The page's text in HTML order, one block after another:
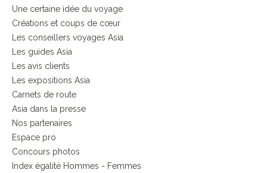
Une certaine idée du voyage
Créations et coups de cœur
Les conseillers voyages Asia
Les guides Asia
Les avis clients
Les expositions Asia
Carnets de route
Asia dans la presse
Nos partenaires
Espace pro
Concours photos
Index égalité Hommes - Femmes